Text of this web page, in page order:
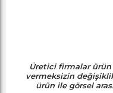
Üretici firmalar ürün
vermeksizin
ürün ile görsel